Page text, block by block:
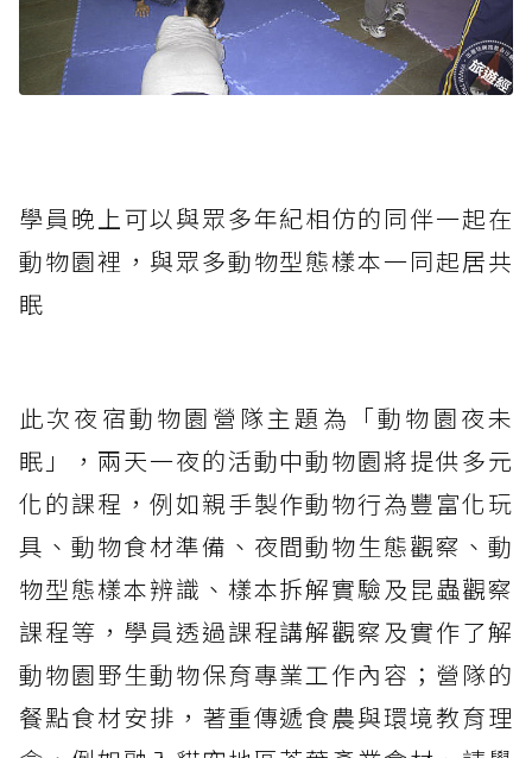
學員晚上可以與眾多年紀相仿的同伴一起在
動物園裡，與眾多動物型態樣本一同起居共
眠
此次夜宿動物園營隊主題為「動物園夜未
眠」，兩天一夜的活動中動物園將提供多元
化的課程，例如親手製作動物行為豐富化玩
具、動物食材準備、夜間動物生態觀察、動
物型態樣本辨識、樣本拆解實驗及昆蟲觀察
課程等，學員透過課程講解觀察及實作了解
動物園野生動物保育專業工作內容；營隊的
餐點食材安排，著重傳遞食農與環境教育理